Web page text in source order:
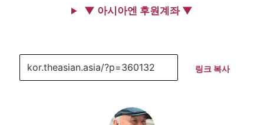
▼ 아시아엔 후원계좌 ▼
링크 복사